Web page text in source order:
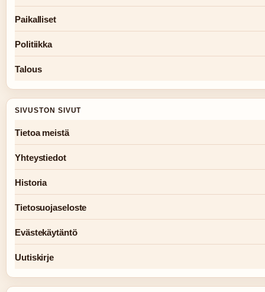
Paikalliset
Politiikka
Talous
SIVUSTON SIVUT
Tietoa meistä
Yhteystiedot
Historia
Tietosuojaseloste
Evästekäytäntö
Uutiskirje